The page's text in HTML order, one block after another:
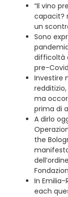
“Il vino
capacit?
un
Sono
difficoltà
pre-
Investire
ma
prima di
A dirlo
the
In
each